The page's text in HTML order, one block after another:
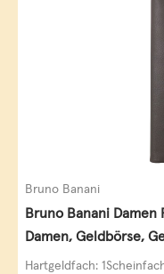
Bruno Banani
Bruno Banani
Damen, Geldbörse,
Leder
Hartgeldfach: